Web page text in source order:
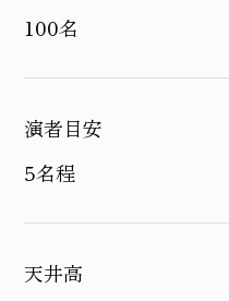
100名
演者目安
5名程
天井高